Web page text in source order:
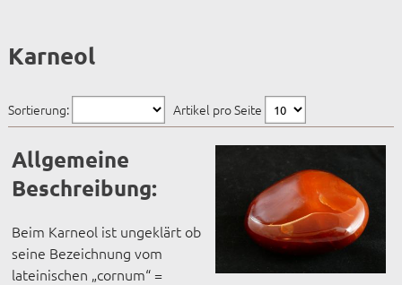
Karneol
Sortierung: Artikel pro Seite
Allgemeine
Beschreibung:
Beim Karneol ist ungeklärt ob
seine Bezeichnung vom
lateinischen „cornum“ =